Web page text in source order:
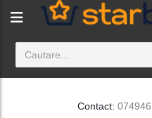
Contact: